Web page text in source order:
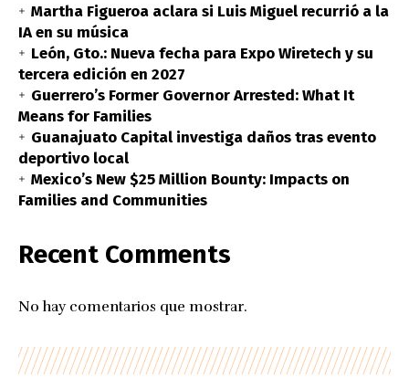
Martha Figueroa aclara si Luis Miguel recurrió a la
IA en su música
León, Gto.: Nueva fecha para Expo Wiretech y su
tercera edición en 2027
Guerrero’s Former Governor Arrested: What It
Means for Families
Guanajuato Capital investiga daños tras evento
deportivo local
Mexico’s New $25 Million Bounty: Impacts on
Families and Communities
Recent Comments
No hay comentarios que mostrar.